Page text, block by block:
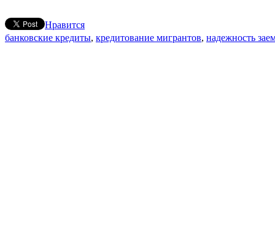
Нравится
банковские кредиты, кредитование мигрантов, надежность